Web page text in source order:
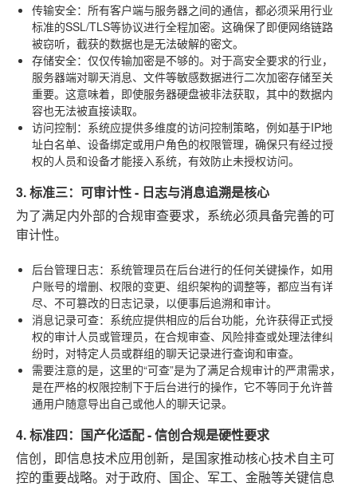
传输安全：所有客户端与服务器之间的通信，都必须采用行业
标准的SSL/TLS等协议进行全程加密。这确保了即便网络链路
被窃听，截获的数据也是无法破解的密文。
存储安全：仅仅传输加密是不够的。对于高安全要求的行业，
服务器端对聊天消息、文件等敏感数据进行二次加密存储至关
重要。这意味着，即使服务器硬盘被非法获取，其中的数据内
容也无法被直接读取。
访问控制：系统应提供多维度的访问控制策略，例如基于IP地
址白名单、设备绑定或用户角色的权限管理，确保只有经过授
权的人员和设备才能接入系统，有效防止未授权访问。
3. 标准三：可审计性 - 日志与消息追溯是核心
为了满足内外部的合规审查要求，系统必须具备完善的可
审计性。
后台管理日志：系统管理员在后台进行的任何关键操作，如用
户账号的增删、权限的变更、组织架构的调整等，都应当有详
尽、不可篡改的日志记录，以便事后追溯和审计。
消息记录可查：系统应提供相应的后台功能，允许获得正式授
权的审计人员或管理员，在合规审查、风险排查或处理法律纠
纷时，对特定人员或群组的聊天记录进行查询和审查。
需要注意的是，这里的“可查”是为了满足合规审计的严肃需求，
是在严格的权限控制下于后台进行的操作，它不等同于允许普
通用户随意导出自己或他人的聊天记录。
4. 标准四：国产化适配 - 信创合规是硬性要求
信创，即信息技术应用创新，是国家推动核心技术自主可
控的重要战略。对于政府、国企、军工、金融等关键信息